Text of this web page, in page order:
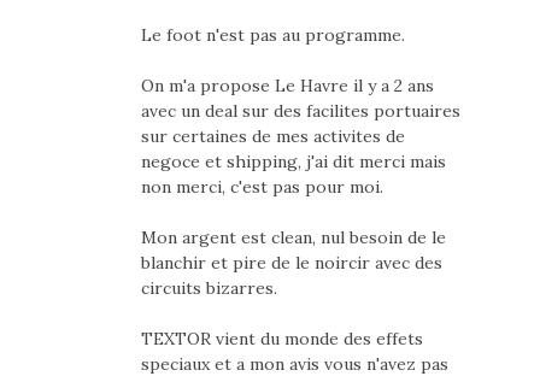
Le foot n'est pas au programme.
On m'a propose Le Havre il y a 2 ans
avec un deal sur des facilites portuaires
sur certaines de mes activites de
negoce et shipping, j'ai dit merci mais
non merci, c'est pas pour moi.
Mon argent est clean, nul besoin de le
blanchir et pire de le noircir avec des
circuits bizarres.
TEXTOR vient du monde des effets
speciaux et a mon avis vous n'avez pas